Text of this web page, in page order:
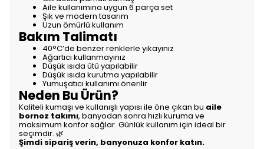
Aile kullanımına uygun 6 parça set
Şık ve modern tasarım
Uzun ömürlü kullanım
Bakım Talimatı
40°C’de benzer renklerle yıkayınız
Ağartıcı kullanmayınız
Düşük ısıda ütü yapılabilir
Düşük ısıda kurutma yapılabilir
Yumuşatıcı kullanımı önerilir
Neden Bu Ürün?
Kaliteli kumaşı ve kullanışlı yapısı ile öne çıkan bu aile
bornoz takımı, banyodan sonra hızlı kuruma ve
maksimum konfor sağlar. Günlük kullanım için ideal bir
seçimdir. 🌿
Şimdi sipariş verin, banyonuza konfor katın.